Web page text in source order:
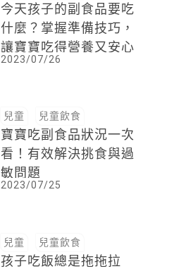
今天孩子的副食品要吃
什麼？掌握準備技巧，
讓寶寶吃得營養又安心
2023/07/26
兒童 兒童飲食
寶寶吃副食品狀況一次
看！有效解決挑食與過
敏問題
2023/07/25
兒童 兒童飲食
孩子吃飯總是拖拖拉